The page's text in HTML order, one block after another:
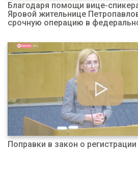
Благодаря помощи вице-
Яровой жительнице
срочную операцию в
Поправки в закон о